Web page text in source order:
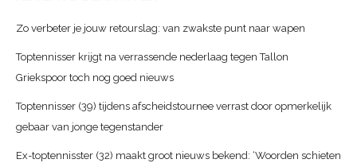
Zo verbeter je jouw retourslag: van zwakste punt naar wapen
Toptennisser krijgt na verrassende nederlaag tegen Tallon
Griekspoor toch nog goed nieuws
Toptennisser (39) tijdens afscheidstournee verrast door opmerkelijk
gebaar van jonge tegenstander
Ex-toptennisster (32) maakt groot nieuws bekend: ‘Woorden schieten